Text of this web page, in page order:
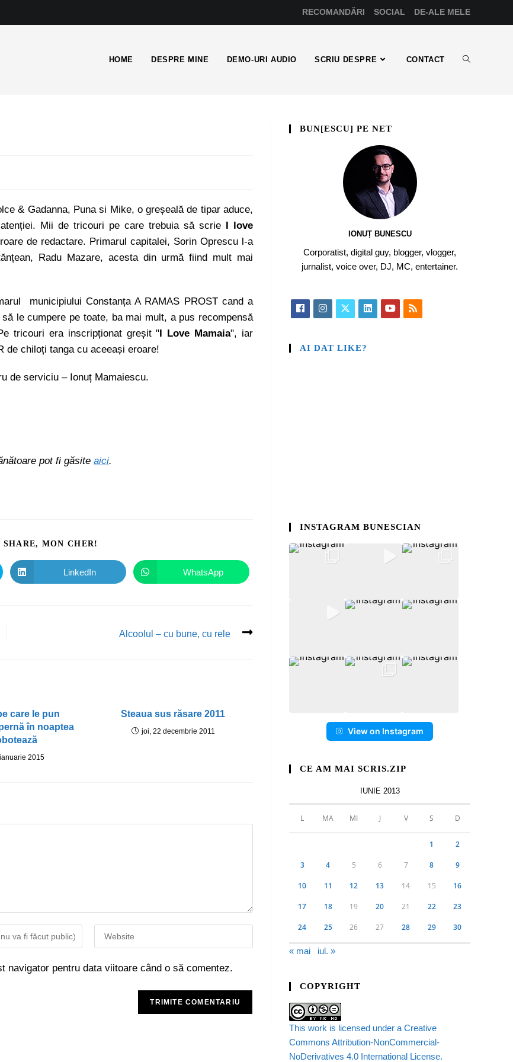
RECOMANDĂRI SOCIAL DE-ALE MELE
HOME DESPRE MINE DEMO-URI AUDIO SCRIU DESPRE CONTACT
& Gadanna, Puna si Mike, o greșeală de tipar aduce,
Mii de tricouri pe care trebuia să scrie I love
de redactare. Primarul capitalei, Sorin Oprescu l-a
Radu Mazare, acesta din urmă fiind mult mai
municipiului Constanța A RAMAS PROST cand a
le cumpere pe toate, ba mai mult, a pus recompensă
tricouri era inscripționat greșit "I Love Mamaia", iar
de chiloți tanga cu aceeași eroare!
de serviciu – Ionuț Mamaiescu.
pot fi găsite aici.
MON CHER!
LinkedIn WhatsApp
Alcoolul – cu bune, cu rele
care le pun
în noaptea
2015
Steaua sus răsare 2011
joi, 22 decembrie 2011
pentru data viitoare când o să comentez.
BUN[ESCU] PE NET
IONUȚ BUNESCU
Corporatist, digital guy, blogger, vlogger,
jurnalist, voice over, DJ, MC, entertainer.
AI DAT LIKE?
INSTAGRAM BUNESCIAN
View on Instagram
CE AM MAI SCRIS.ZIP
IUNIE 2013
L MA MI J V S D
1 2
3 4 5 6 7 8 9
10 11 12 13 14 15 16
17 18 19 20 21 22 23
24 25 26 27 28 29 30
« mai iul. »
COPYRIGHT
This work is licensed under a Creative
Commons Attribution-NonCommercial-
NoDerivatives 4.0 International License.